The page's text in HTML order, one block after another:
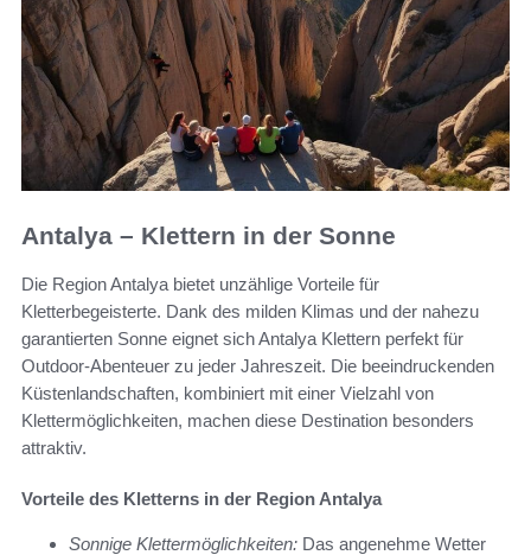
Antalya – Klettern in der Sonne
Die Region Antalya bietet unzählige Vorteile für
Kletterbegeisterte. Dank des milden Klimas und der nahezu
garantierten Sonne eignet sich Antalya Klettern perfekt für
Outdoor-Abenteuer zu jeder Jahreszeit. Die beeindruckenden
Küstenlandschaften, kombiniert mit einer Vielzahl von
Klettermöglichkeiten, machen diese Destination besonders
attraktiv.
Vorteile des Kletterns in der Region Antalya
Sonnige Klettermöglichkeiten: Das angenehme Wetter